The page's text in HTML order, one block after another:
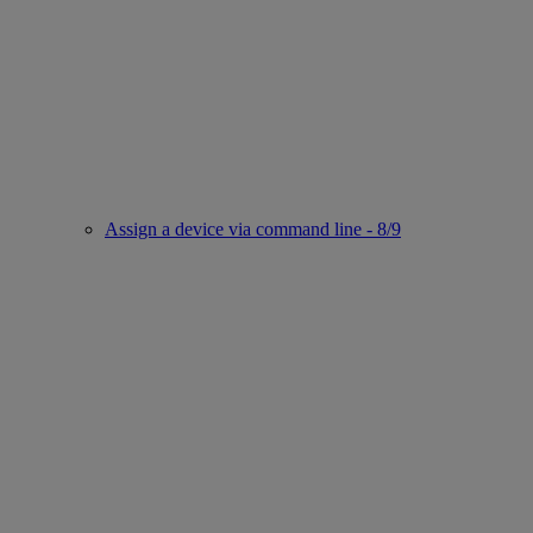
Assign a device via command line - 8/9